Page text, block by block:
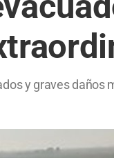
y graves daños